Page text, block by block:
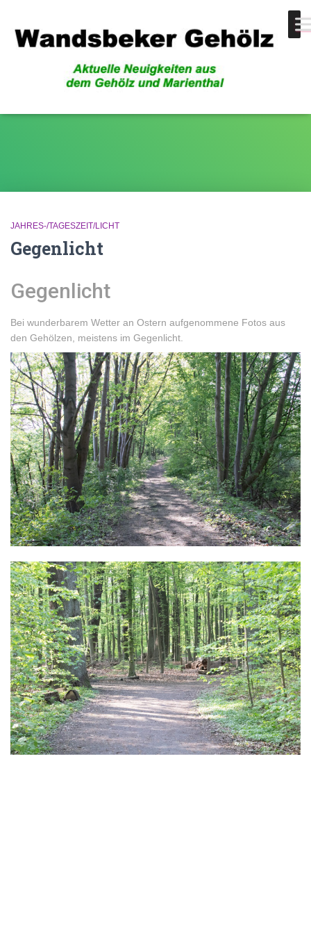
JAHRES-/TAGESZEIT/LICHT
Gegenlicht
Gegenlicht
Bei wunderbarem Wetter an Ostern aufgenommene Fotos aus
den Gehölzen, meistens im Gegenlicht.